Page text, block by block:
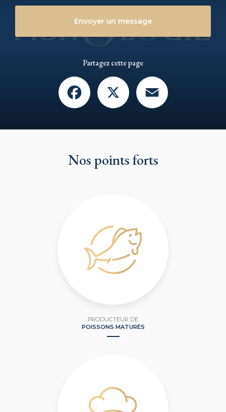
Envoyer un message
Partagez cette page
Facebook
Nos points forts
PRODUCTEUR DE
POISSONS MATURÉS